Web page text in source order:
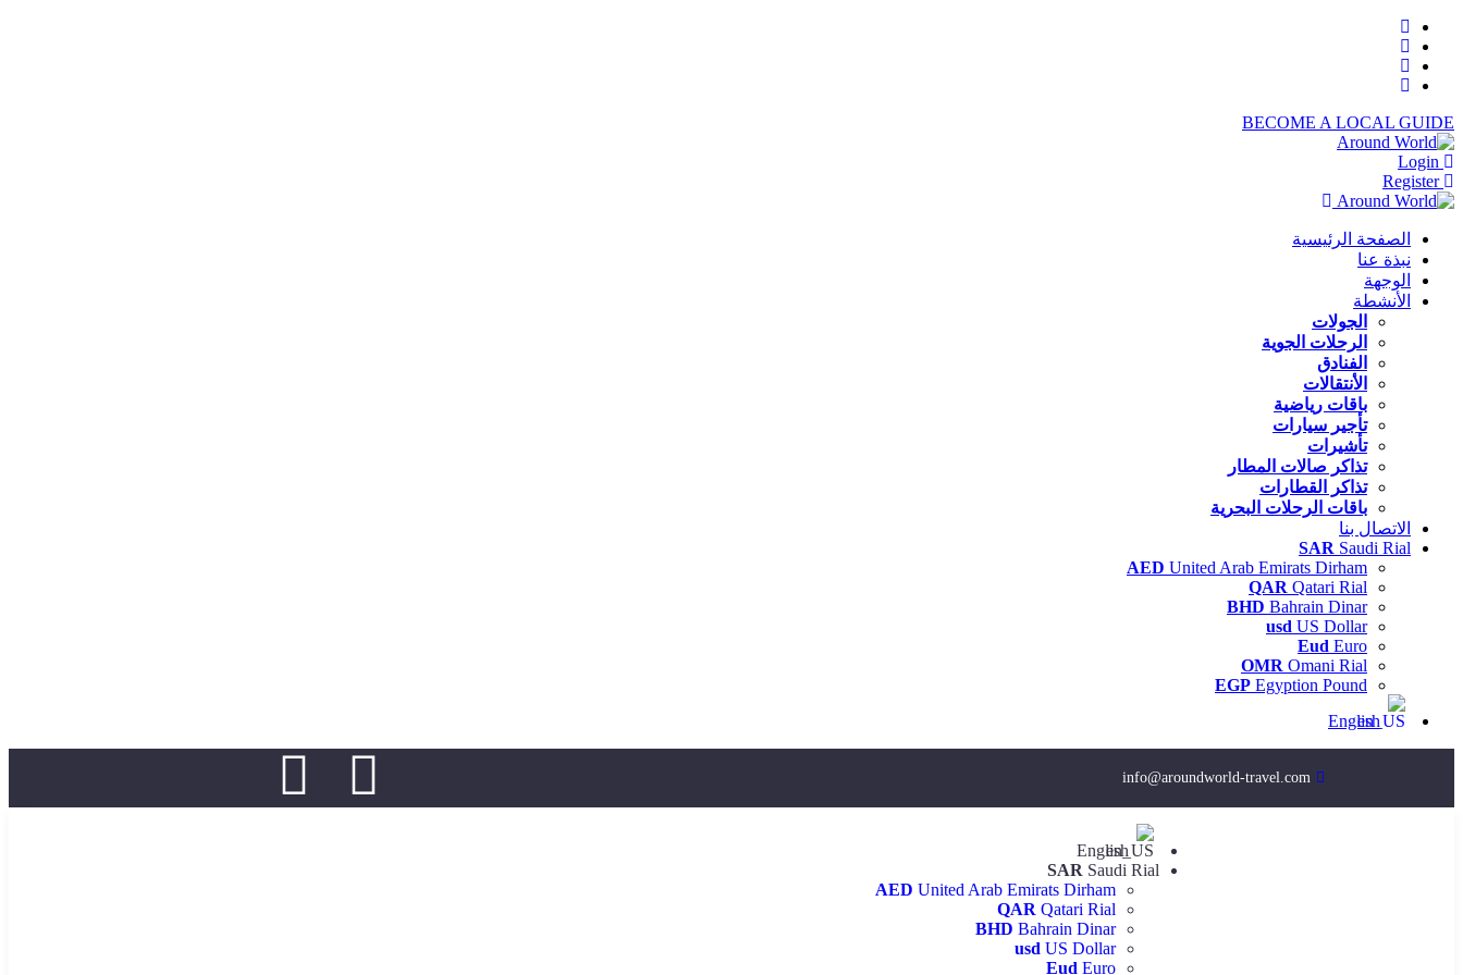
BECOME A LOCAL GUIDE
Register
الصفحة الرئيسية
نبذة عنا
الوجهة
الأنشطة
الجولات
الرحلات الجوية
الفنادق
الأنتقالات
باقات رياضية
تأجير سيارات
تأشيرات
تذاكر صالات المطار
تذاكر القطارات
باقات الرحلات البحرية
الاتصال بنا
SAR Saudi Rial
AED United Arab Emirats Dirham
QAR Qatari Rial
BHD Bahrain Dinar
usd US Dollar
Eud Euro
OMR Omani Rial
EGP Egyption Pound
English
info@aroundworld-travel.com
English
SAR Saudi Rial
AED United Arab Emirats Dirham
QAR Qatari Rial
BHD Bahrain Dinar
usd US Dollar
Eud Euro